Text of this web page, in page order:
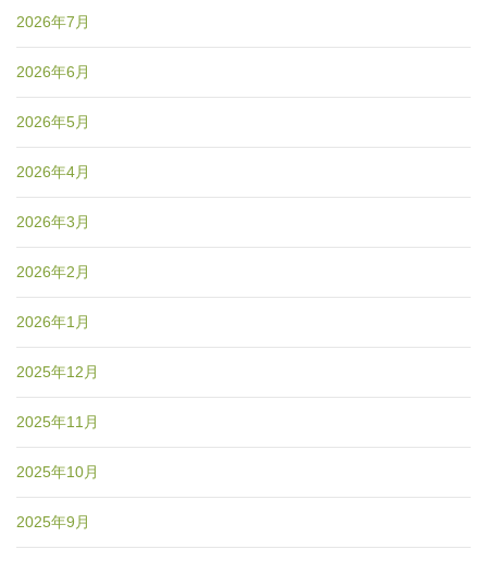
2026年7月
2026年6月
2026年5月
2026年4月
2026年3月
2026年2月
2026年1月
2025年12月
2025年11月
2025年10月
2025年9月